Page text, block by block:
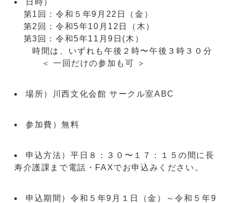
第1回：令和５年9月22日（金）
第2回：令和5年10月12日（木）
第3回：令和5年11月9日(木）
時間は、いずれも午後２時〜午後３時３０分
＜ 一回だけの参加も可 ＞
場所）川西文化会館 サークル室ABC
参加費）無料
申込方法）平日８：３０〜１７：１５の間に長
寿介護課まで電話・FAXでお申込みください。
申込期間）令和５年9月１日（金）～令和５年9